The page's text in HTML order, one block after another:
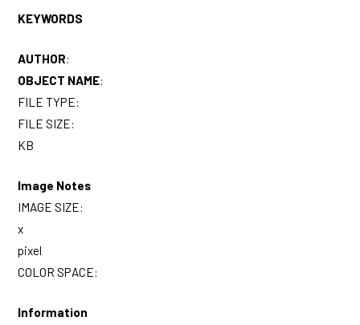
KEYWORDS
AUTHOR:
OBJECT NAME:
FILE TYPE:
FILE SIZE:
KB
Image Notes
IMAGE SIZE:
x
pixel
COLOR SPACE:
Information